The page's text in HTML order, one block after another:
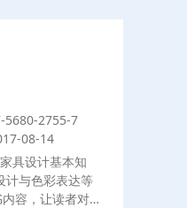
5680-2755-7
08-14
具设计基本知
计与色彩表达等
容，让读者对家